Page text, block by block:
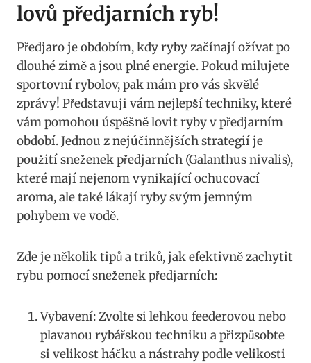
lovů předjarních ‍ryb!
Předjaro je obdobím, kdy ryby začínají ožívat po​
dlouhé zimě a jsou plné energie. Pokud milujete
sportovní ‌rybolov, pak mám pro vás skvělé
zprávy! Představuji⁤ vám ​nejlepší techniky, které
vám ⁢pomohou úspěšně lovit ryby v předjarním
období. Jednou z nejúčinnějších strategií je
použití sneženek předjarních (Galanthus nivalis),
které ⁤mají nejenom vynikající‌ ochucovací
aroma, ale také lákají ryby svým jemným
pohybem ve vodě.
Zde je několik tipů a triků, jak efektivně zachytit
rybu pomocí sneženek předjarních:
Vybavení: Zvolte si lehkou feederovou nebo
plavanou rybářskou ‍techniku a přizpůsobte
si velikost háčku a nástrahy podle velikosti